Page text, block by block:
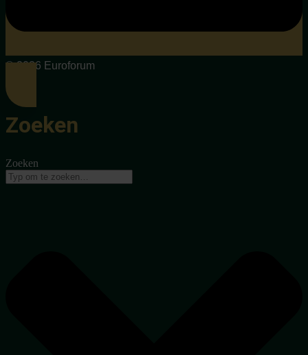
© 2026 Euroforum
Zoeken
Zoeken